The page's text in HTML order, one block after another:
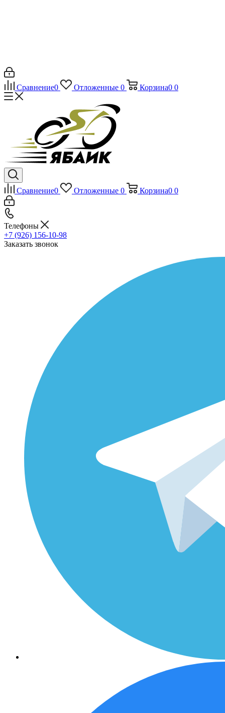
Сравнение0 Отложенные 0 Корзина0 0
Сравнение0 Отложенные 0 Корзина0 0
Телефоны
+7 (926) 156-10-98
Заказать звонок